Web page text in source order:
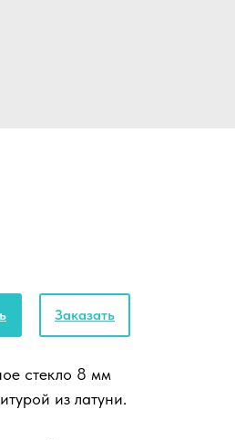
Заказать
стекло 8 мм
из латуни.